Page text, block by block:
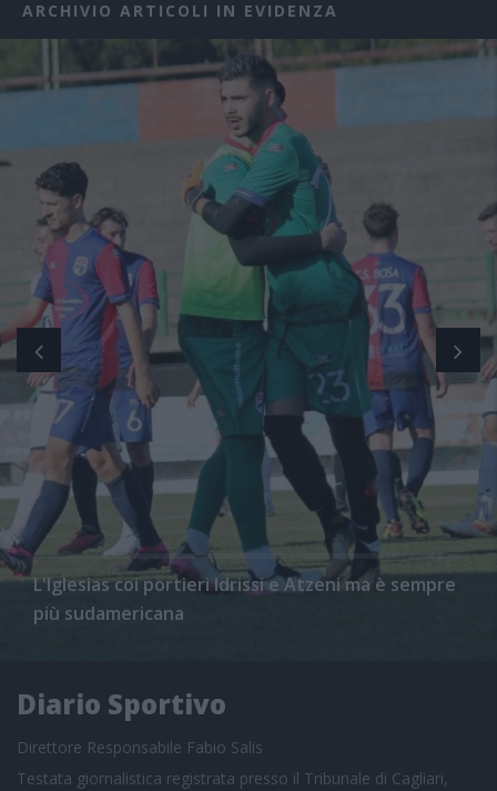
ARCHIVIO ARTICOLI IN EVIDENZA
L'Iglesias coi portieri Idrissi e Atzeni ma è sempre
più sudamericana
Diario Sportivo
Direttore Responsabile Fabio Salis
Testata giornalistica registrata presso il Tribunale di Cagliari,